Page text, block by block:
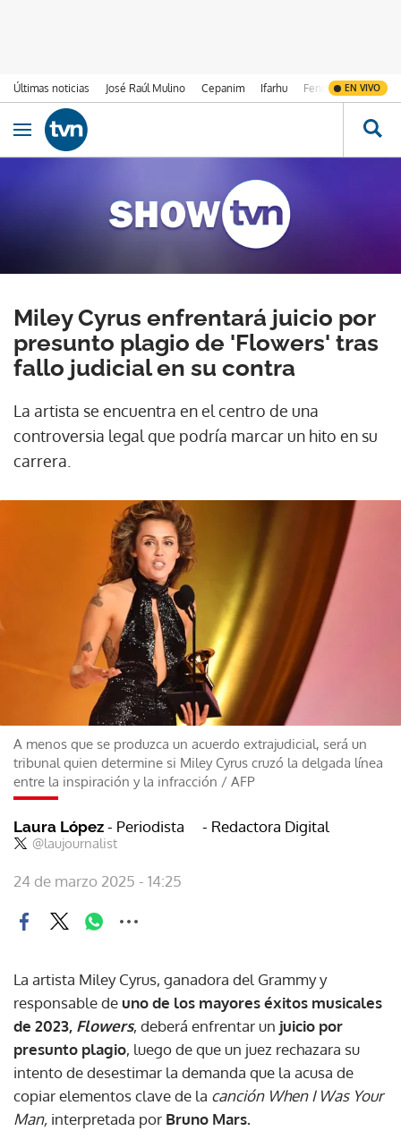
Últimas noticias José Raúl Mulino Cepanim Ifarhu Fenómeno de El
EN VIVO
Ir al contenido
Obrir navegació
Miley Cyrus enfrentará juicio por
presunto plagio de 'Flowers' tras
fallo judicial en su contra
La artista se encuentra en el centro de una
controversia legal que podría marcar un hito en su
carrera.
A menos que se produzca un acuerdo extrajudicial, será un
tribunal quien determine si Miley Cyrus cruzó la delgada línea
entre la inspiración y la infracción / AFP
Laura López - Periodista
@laujournalist
- Redactora Digital
24 de marzo 2025 - 14:25
La artista Miley Cyrus, ganadora del Grammy y
responsable deuno de los mayores éxitos musicales
de 2023, Flowers, deberá enfrentar un juicio por
presunto plagio, luego de que un juez rechazara su
intento de desestimar la demanda que la acusa de
copiar elementos clave de la canción When I Was Your
Man, interpretada por Bruno Mars.